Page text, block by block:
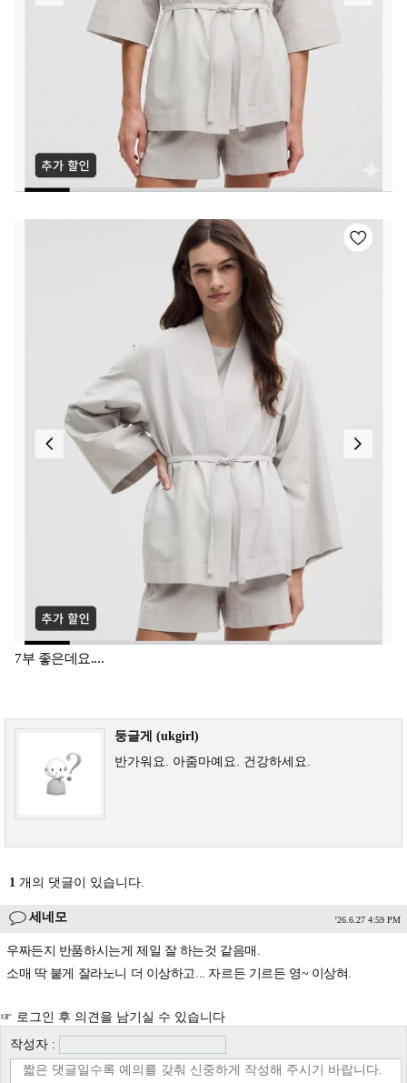
7부 좋은데요....
둥글게 (ukgirl)
반가워요. 아줌마예요. 건강하세요.
1 개의 댓글이 있습니다.
세네모 '26.6.27 4:59 PM
우짜든지 반품하시는게 제일 잘 하는것 같음매.
소매 딱 붙게 잘라노니 더 이상하고... 자르든 기르든 영~ 이상혀.
☞ 로그인 후 의견을 남기실 수 있습니다
작성자 :